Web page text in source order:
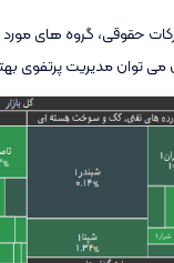
حقوقی، گروه
مدیریت پرتفوی